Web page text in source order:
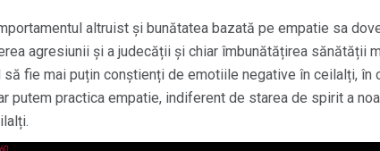
altruist și bunătatea bazată pe empatie sa
agresiunii și a judecății și chiar îmbunătățirea sănătății
fie mai puțin conștienți de emotiile negative în ceilalți, în
putem practica empatie, indiferent de starea de spirit a